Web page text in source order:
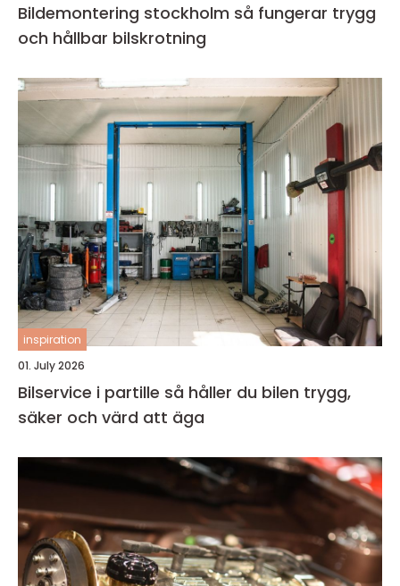
Bildemontering stockholm så fungerar trygg
och hållbar bilskrotning
inspiration
01. July 2026
Bilservice i partille så håller du bilen trygg,
säker och värd att äga